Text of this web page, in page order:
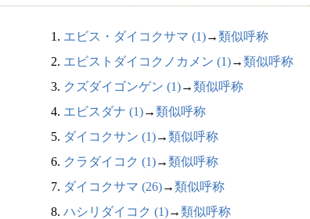
1. エビス・ダイコクサマ (1)→類似呼称
2. エビストダイコクノカメン (1)→類似呼称
3. クズダイゴンゲン (1)→類似呼称
4. エビスダナ (1)→類似呼称
5. ダイコクサン (1)→類似呼称
6. クラダイコク (1)→類似呼称
7. ダイコクサマ (26)→類似呼称
8. ハシリダイコク (1)→類似呼称